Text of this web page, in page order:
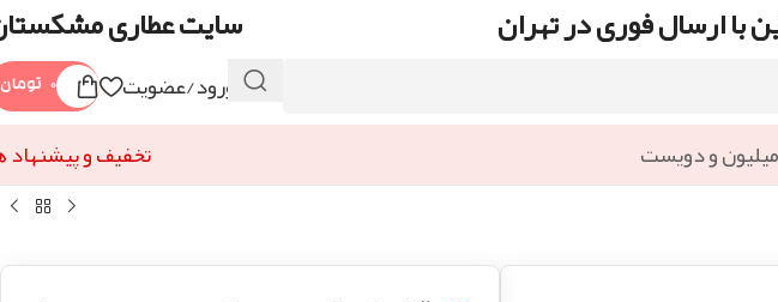
با ارسال فوری در تهران سایت عطاری
ورود/عضویت ۰ تومان
و دویست
تخفیف و پیشنهاد